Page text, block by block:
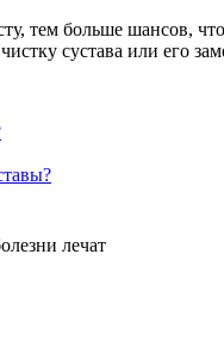
тем больше шансов,
сустава или его
лечат